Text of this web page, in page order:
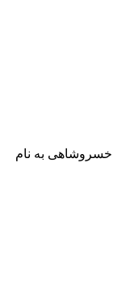
خسروشاهی به نام